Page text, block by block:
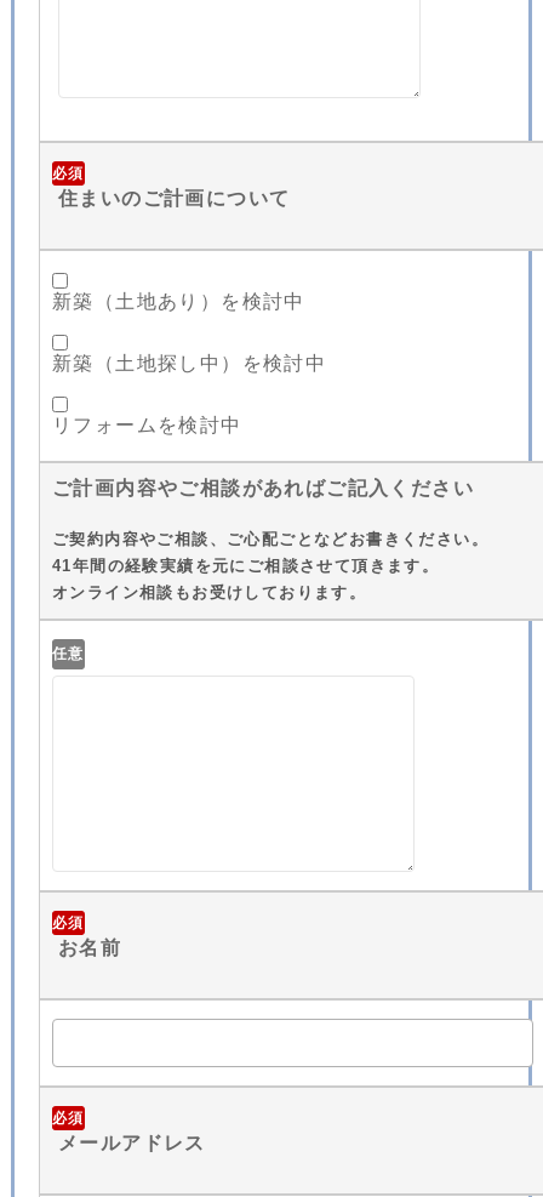
必須
住まいのご計画について
新築（土地あり）を検討中
新築（土地探し中）を検討中
リフォームを検討中
ご計画内容やご相談があればご記入ください
ご契約内容やご相談、ご心配ごとなどお書きください。
41年間の経験実績を元にご相談させて頂きます。
オンライン相談もお受けしております。
任意
必須
お名前
必須
メールアドレス